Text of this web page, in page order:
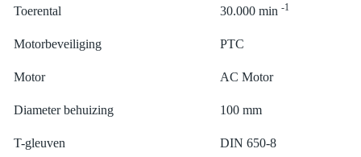
Toerental 30.000 min -1
Motorbeveiliging PTC
Motor AC Motor
Diameter behuizing 100 mm
T-gleuven DIN 650-8